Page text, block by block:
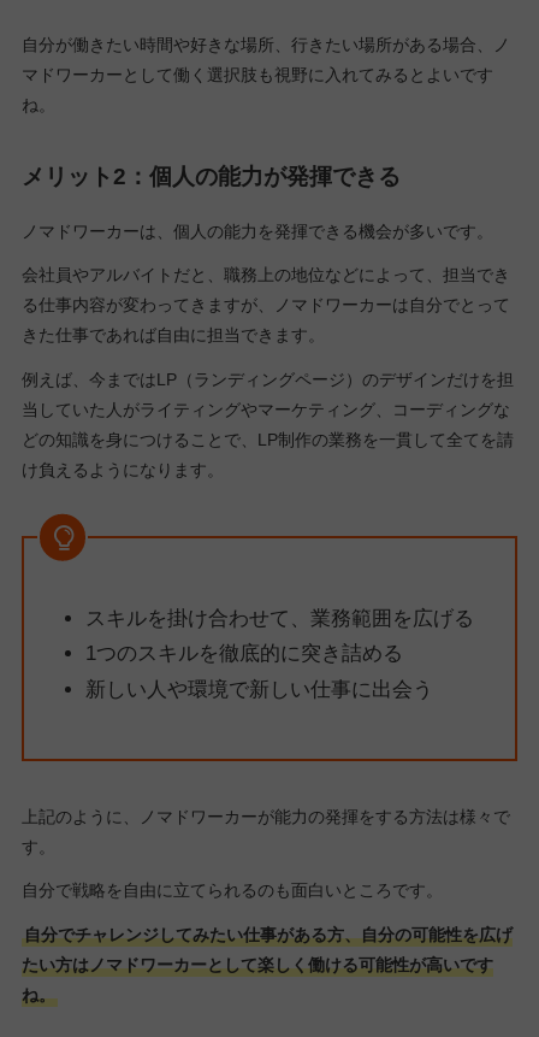
自分が働きたい時間や好きな場所、行きたい場所がある場合、ノ
マドワーカーとして働く選択肢も視野に入れてみるとよいです
ね。
メリット2：個人の能力が発揮できる
ノマドワーカーは、個人の能力を発揮できる機会が多いです。
会社員やアルバイトだと、職務上の地位などによって、担当でき
る仕事内容が変わってきますが、ノマドワーカーは自分でとって
きた仕事であれば自由に担当できます。
例えば、今まではLP（ランディングページ）のデザインだけを担
当していた人がライティングやマーケティング、コーディングな
どの知識を身につけることで、LP制作の業務を一貫して全てを請
け負えるようになります。
スキルを掛け合わせて、業務範囲を広げる
1つのスキルを徹底的に突き詰める
新しい人や環境で新しい仕事に出会う
上記のように、ノマドワーカーが能力の発揮をする方法は様々で
す。
自分で戦略を自由に立てられるのも面白いところです。
自分でチャレンジしてみたい仕事がある方、自分の可能性を広げ
たい方はノマドワーカーとして楽しく働ける可能性が高いです
ね。